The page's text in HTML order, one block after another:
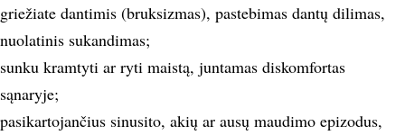
griežiate dantimis (bruksizmas), pastebimas dantų dilimas,
nuolatinis sukandimas;
sunku kramtyti ar ryti maistą, juntamas diskomfortas
sąnaryje;
pasikartojančius sinusito, akių ar ausų maudimo epizodus,